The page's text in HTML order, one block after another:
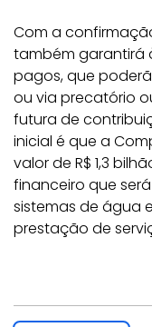
Com a
também garantirá
pagos, que
ou via precatório
futura de
inicial é que a
valor de R$ 1,3
financeiro que
sistemas de água
prestação de